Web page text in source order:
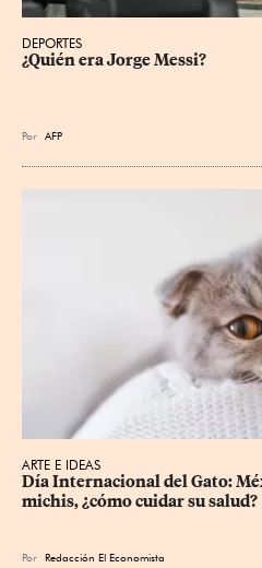
DEPORTES
¿Quién era Jorge Messi?
Por AFP
ARTE E IDEAS
Día Internacional del Gato:
michis, ¿cómo cuidar su salud?
Por Redacción El Economista